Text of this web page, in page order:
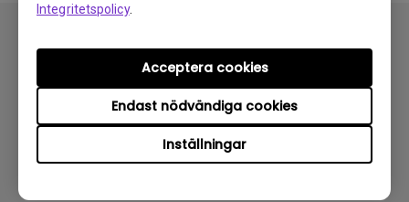
Integritetspolicy.
Inställningar
Endast nödvändiga cookies
Acceptera cookies
Prenumerera
Produkter